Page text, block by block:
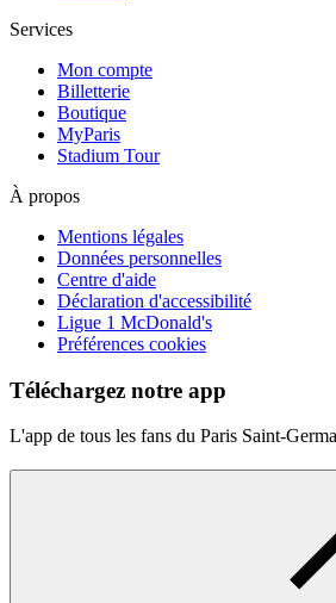
Services
Mon compte
Billetterie
Boutique
MyParis
Stadium Tour
À propos
Mentions légales
Données personnelles
Centre d'aide
Déclaration d'accessibilité
Ligue 1 McDonald's
Préférences cookies
Téléchargez notre app
L'app de tous les fans du Paris Saint-